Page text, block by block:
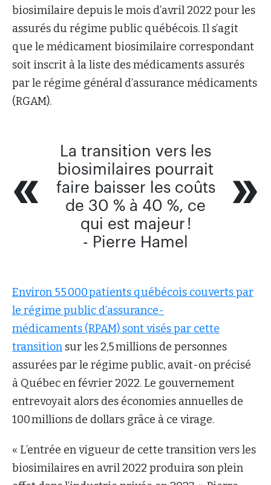
biosimilaire depuis le mois d’avril 2022 pour les
assurés du régime public québécois. Il s’agit
que le médicament biosimilaire correspondant
soit inscrit à la liste des médicaments assurés
par le régime général d’assurance médicaments
(RGAM).
La transition vers les
biosimilaires pourrait
faire baisser les coûts
de 30 % à 40 %, ce
qui est majeur !
- Pierre Hamel
Environ 55 000 patients québécois couverts par
le régime public d’assurance-
médicaments (RPAM) sont visés par cette
transition sur les 2,5 millions de personnes
assurées par le régime public, avait-on précisé
à Québec en février 2022. Le gouvernement
entrevoyait alors des économies annuelles de
100 millions de dollars grâce à ce virage.
« L’entrée en vigueur de cette transition vers les
biosimilaires en avril 2022 produira son plein